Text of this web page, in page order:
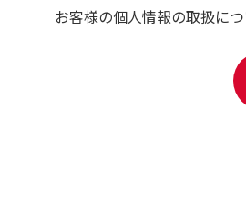
お客様の個人情報の取扱に